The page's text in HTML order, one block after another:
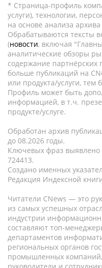
* Страница-профиль
услуги), технологии,
на основе анализа
Обрабатываются тексты
(новости, включая
аналитические обзоры
содержание партнёрских
больше публикаций на
или продукта/услуги,
Профиль может быть
информацией, в т.ч.
продукте/услуге.
Обработан архив
до 08.2026 годы.
Ключевых фраз выявлено
724413.
Создано именных
Редакция Индексной
Читатели CNews — это
из самых успешных
индустрии
составляют топ-
департаментов
региональных органов
промышленных